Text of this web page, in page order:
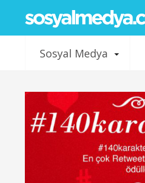
Sosyal Medya